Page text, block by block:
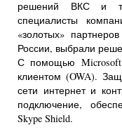
решений ВКС и
специалисты
«золотых»
России, выбрали
С помощью Microsoft
клиентом (OWA).
сети интернет и
подключение,
Skype Shield.